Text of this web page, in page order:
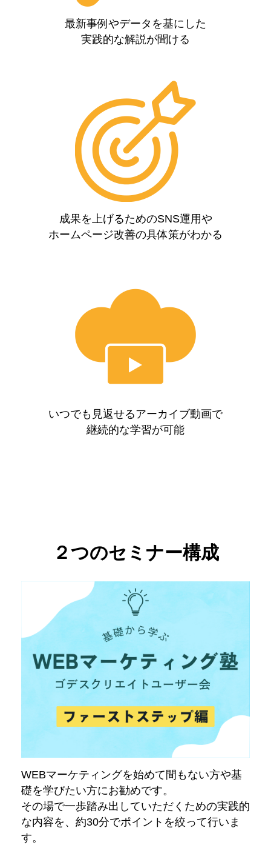
最新事例やデータを基にした
実践的な解説が聞ける
成果を上げるためのSNS運用や
ホームページ改善の具体策がわかる
いつでも見返せるアーカイブ動画で
継続的な学習が可能
２つのセミナー構成
WEBマーケティングを始めて間もない方や基
礎を学びたい方にお勧めです。
その場で一歩踏み出していただくための実践的
な内容を、約30分でポイントを絞って行いま
す。